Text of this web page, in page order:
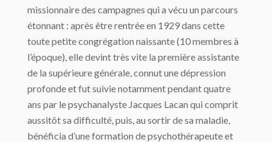
missionnaire des campagnes qui a vécu un parcours
étonnant : après être rentrée en 1929 dans cette
toute petite congrégation naissante (10 membres à
l’époque), elle devint très vite la première assistante
de la supérieure générale, connut une dépression
profonde et fut suivie notamment pendant quatre
ans par le psychanalyste Jacques Lacan qui comprit
aussitôt sa difficulté, puis, au sortir de sa maladie,
bénéficia d’une formation de psychothérapeute et